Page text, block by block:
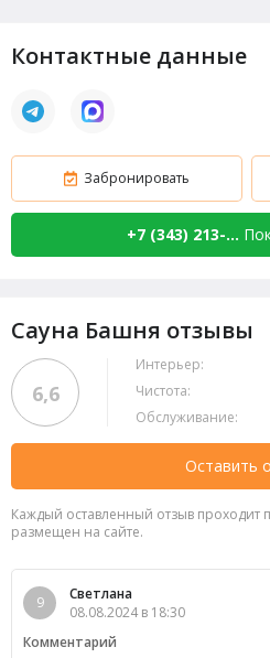
Контактные данные
Забронировать
+7 (343) 213-...
Сауна Башня отзывы
6,6
Интерьер:
Чистота:
Обслуживание:
Оставить
Каждый оставленный отзыв проходит
размещен на сайте.
9
Светлана
08.08.2024 в 18:30
Комментарий